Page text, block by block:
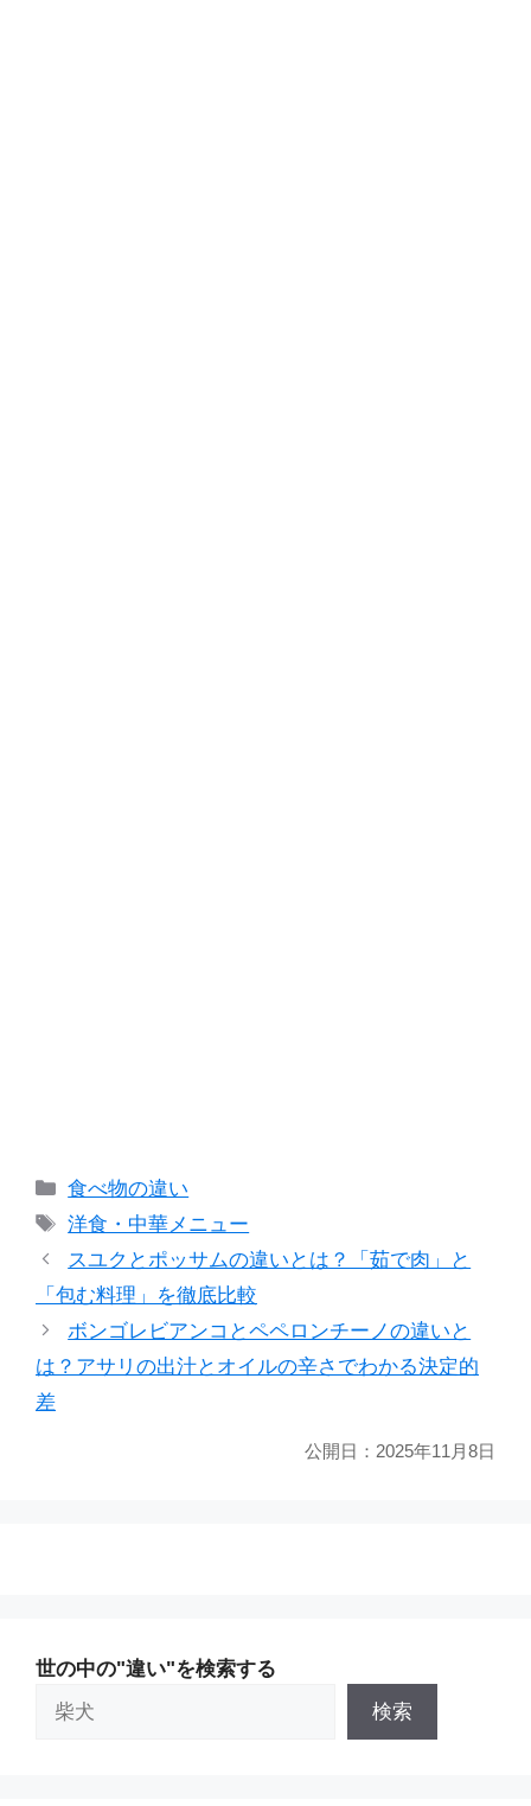
カ
テ
リ
ー
食べ物の違い
タ
グ
洋食・中華メニュー
スユクとポッサムの違いとは？「茹で肉」と
「包む料理」を徹底比較
ボンゴレビアンコとペペロンチーノの違いと
は？アサリの出汁とオイルの辛さでわかる決定的
差
公開日： 2025年11月8日
世の中の"違い"を検索する
検索